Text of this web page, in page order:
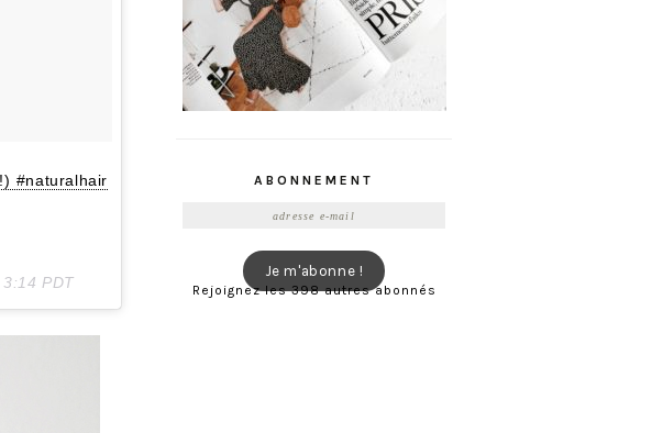
#naturalhair
PDT
ABONNEMENT
Je m'abonne !
Rejoignez les 398 autres abonnés